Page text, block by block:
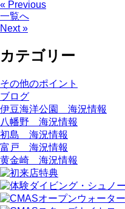
« Previous
一覧へ
Next »
カテゴリー
その他のポイント
ブログ
伊豆海洋公園 海況情報
八幡野 海況情報
初島 海況情報
富戸 海況情報
黄金崎 海況情報